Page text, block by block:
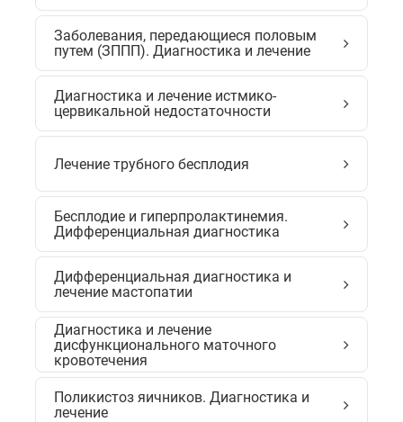
Заболевания, передающиеся половым
путем (ЗППП). Диагностика и лечение
Диагностика и лечение истмико-
цервикальной недостаточности
Лечение трубного бесплодия
Бесплодие и гиперпролактинемия.
Дифференциальная диагностика
Дифференциальная диагностика и
лечение мастопатии
Диагностика и лечение
дисфункционального маточного
кровотечения
Поликистоз яичников. Диагностика и
лечение